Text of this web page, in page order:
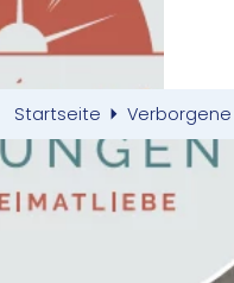
Startseite